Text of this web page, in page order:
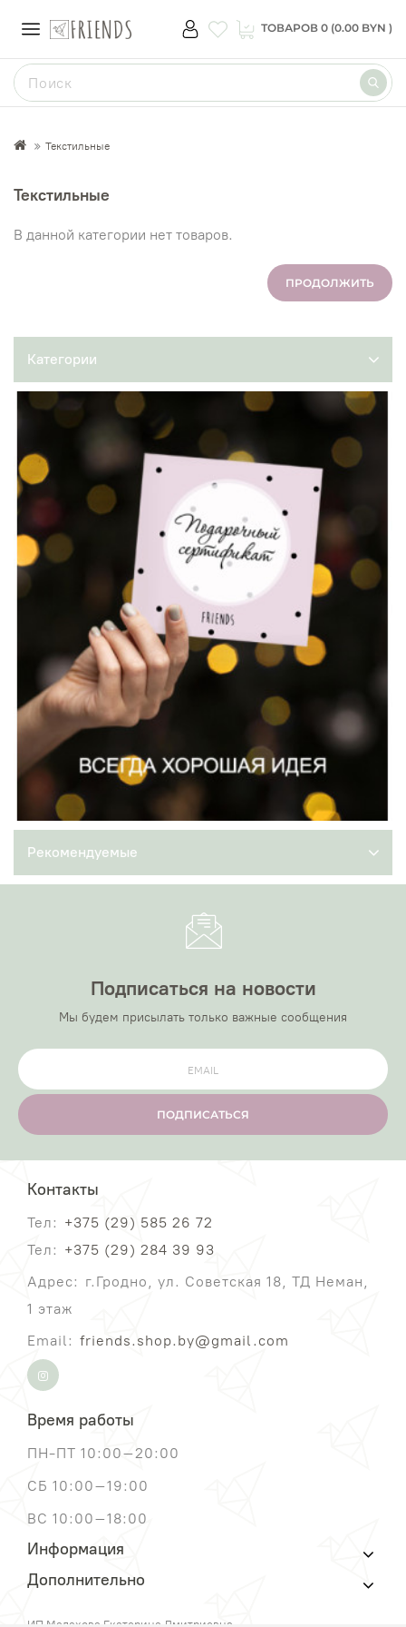
ТОВАРОВ 0 (0.00 BYN )
Текстильные
Текстильные
В данной категории нет товаров.
ПРОДОЛЖИТЬ
Категории
Рекомендуемые
Подписаться на новости
Мы будем присылать только важные сообщения
ПОДПИСАТЬСЯ
Контакты
Тел: +375 (29) 585 26 72
Тел: +375 (29) 284 39 93
Адрес: г.Гродно, ул. Советская 18, ТД Неман,
1 этаж
Email: friends.shop.by@gmail.com
Время работы
ПН-ПТ 10:00–20:00
СБ 10:00–19:00
ВС 10:00–18:00
Информация
Дополнительно